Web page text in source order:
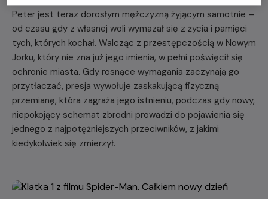
Peter jest teraz dorosłym mężczyzną żyjącym samotnie –
od czasu gdy z własnej woli wymazał się z życia i pamięci
tych, których kochał. Walcząc z przestępczością w Nowym
Jorku, który nie zna już jego imienia, w pełni poświęcił się
ochronie miasta. Gdy rosnące wymagania zaczynają go
przytłaczać, presja wywołuje zaskakującą fizyczną
przemianę, która zagraża jego istnieniu, podczas gdy nowy,
niepokojący schemat zbrodni prowadzi do pojawienia się
jednego z najpotężniejszych przeciwników, z jakimi
kiedykolwiek się zmierzył.